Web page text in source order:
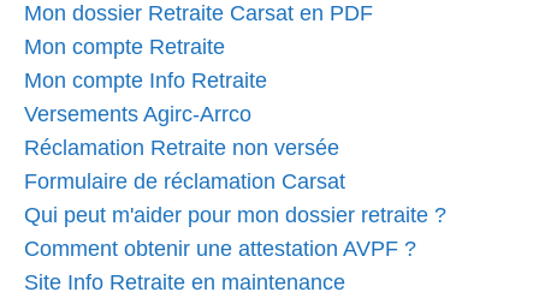
Mon dossier Retraite Carsat en PDF
Mon compte Retraite
Mon compte Info Retraite
Versements Agirc-Arrco
Réclamation Retraite non versée
Formulaire de réclamation Carsat
Qui peut m'aider pour mon dossier retraite ?
Comment obtenir une attestation AVPF ?
Site Info Retraite en maintenance